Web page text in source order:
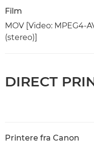
Film
MOV [Video: MPEG4-
(stereo)]
DIRECT
Printere fra Canon